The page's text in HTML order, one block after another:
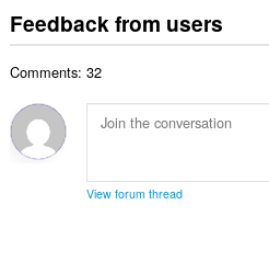
i
n
:
f
r
i
s
:
m
b
o
f
t
a
u
m
r
Feedback from users
Comments: 32
View forum thread